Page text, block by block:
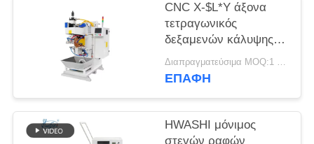
CNC X-$L*Y άξονα
τετραγωνικός
δεξαμενών κάλυψης
ραφών συγκόλλησης
οξυγονοκολλητής
Διαπραγματεύσιμα MOQ:1 σύνολο
ΕΠΑΦΉ
HWASHI μόνιμος
στεγών ραφών